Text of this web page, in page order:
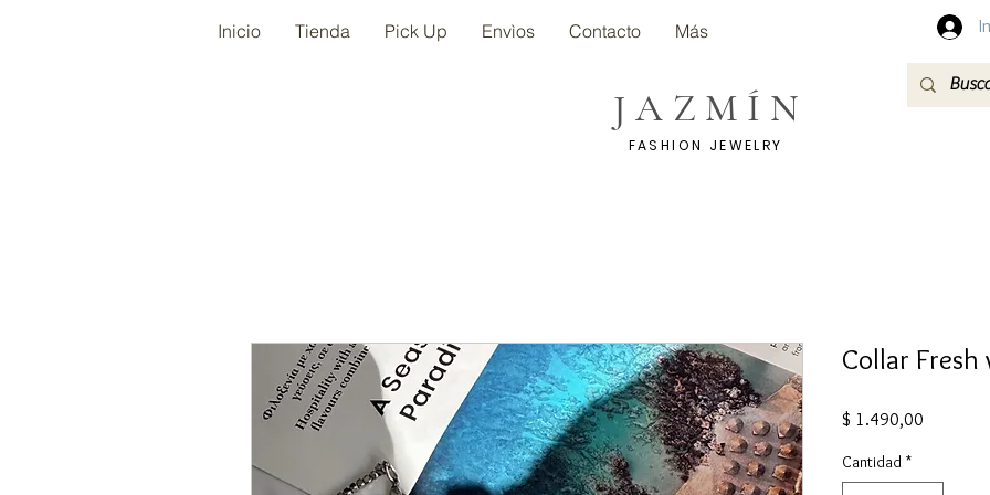
Inicio Tienda Pick Up Envìos Contacto Más
JAZMÍN
FASHION JEWELRY
Collar Fresh
$ 1.490,00
Cantidad *